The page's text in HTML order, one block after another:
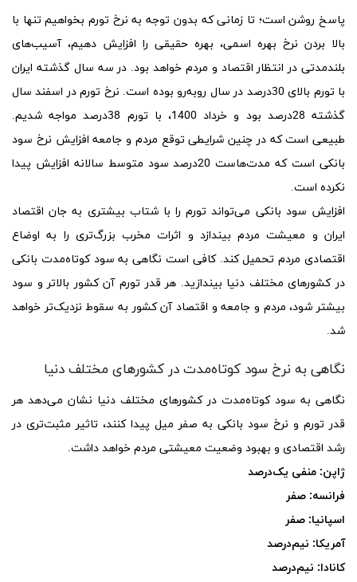
پاسخ روشن است؛ تا زمانی که بدون توجه به نرخ تورم بخواهیم تنها با
بالا بردن نرخ بهره اسمی، بهره حقیقی را افزایش دهیم، آسیب‌های
بلندمدتی در انتظار اقتصاد و مردم خواهد بود. در سه سال گذشته ایران
با تورم بالای 30درصد در سال روبه‌رو بوده است. نرخ تورم در اسفند سال
گذشته 28درصد بود و خرداد 1400، با تورم 38درصد مواجه شدیم.
طبیعی است که در چنین شرایطی توقع مردم و جامعه افزایش نرخ سود
بانکی است که مدت‌هاست 20درصد سود متوسط سالانه افزایش پیدا
نکرده است.
افزایش سود بانکی می‌تواند تورم را با شتاب بیشتری به جان اقتصاد
ایران و معیشت مردم بیندازد و اثرات مخرب بزرگ‌تری را به اوضاع
اقتصادی مردم تحمیل کند. کافی است نگاهی به سود کوتاه‌مدت بانکی
در کشورهای مختلف دنیا بیندازید. هر قدر تورم آن کشور بالاتر و سود
بیشتر شود، مردم و جامعه و اقتصاد آن کشور به سقوط نزدیک‌تر خواهد
شد.
نگاهی به نرخ سود کوتاه‌مدت در کشورهای مختلف دنیا
نگاهی به سود کوتاه‌مدت در کشورهای مختلف دنیا نشان می‌دهد هر
قدر تورم و نرخ سود بانکی به صفر میل پیدا کنند، تاثیر مثبت‌تری در
رشد اقتصادی و بهبود وضعیت معیشتی مردم خواهد داشت.
ژاپن: منفی یک‌درصد
فرانسه: صفر
اسپانیا: صفر
آمریکا: نیم‌درصد
کانادا: نیم‌درصد